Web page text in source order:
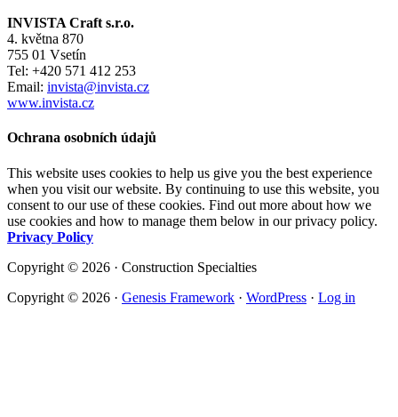
INVISTA Craft s.r.o.
4. května 870
755 01 Vsetín
Tel: +420 571 412 253
Email: invista@invista.cz
www.invista.cz
Ochrana osobních údajů
This website uses cookies to help us give you the best experience
when you visit our website. By continuing to use this website, you
consent to our use of these cookies. Find out more about how we
use cookies and how to manage them below in our privacy policy.
Privacy Policy
Copyright © 2026 · Construction Specialties
Copyright © 2026 · Genesis Framework · WordPress · Log in